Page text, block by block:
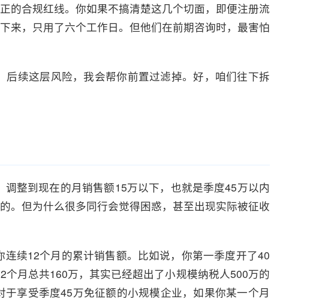
的合规红线。你如果不搞清楚这几个切面，即便注册流
来，只用了六个工作日。但他们在前期咨询时，最害怕
续这层风险，我会帮你前置过滤掉。好，咱们往下拆
整到现在的月销售额15万以下，也就是季度45万以内
。但为什么很多同行会觉得困惑，甚至出现实际被征收
续12个月的累计销售额。比如说，你第一季度开了40
月总共160万，其实已经超出了小规模纳税人500万的
享受季度45万免征额的小规模企业，如果你某一个月